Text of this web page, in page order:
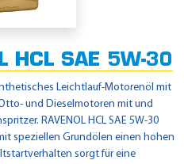
HCL SAE 5W-30
Leichtlauf-Motorenöl mit
und Dieselmotoren mit und
RAVENOL HCL SAE 5W-30
speziellen Grundölen einen hohen
sorgt für eine